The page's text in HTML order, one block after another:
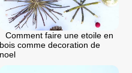
Comment faire une etoile en
bois comme decoration de
noel